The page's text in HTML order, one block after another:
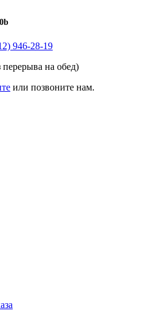
946-28-19
перерыва на обед)
или позвоните нам.